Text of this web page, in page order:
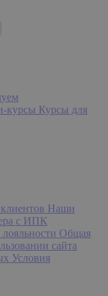
курсы Курсы для
Наши
с ИПК
Общая
сайта
Условия